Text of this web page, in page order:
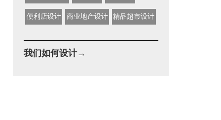
便利店设计 商业地产设计 精品超市设计
我们如何设计→